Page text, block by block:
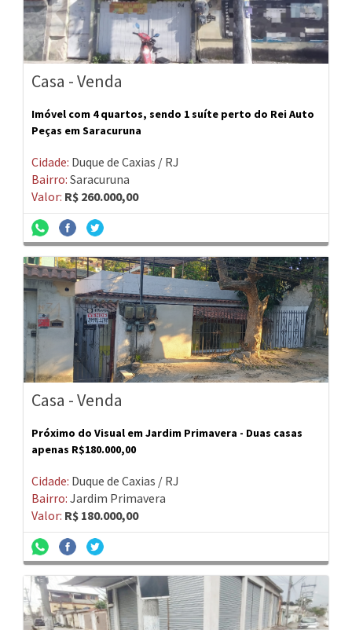
Casa - Venda
Imóvel com 4 quartos, sendo 1 suíte perto do Rei Auto
Peças em Saracuruna
Cidade: Duque de Caxias / RJ
Bairro: Saracuruna
Valor: R$ 260.000,00
Casa - Venda
Próximo do Visual em Jardim Primavera - Duas casas
apenas R$180.000,00
Cidade: Duque de Caxias / RJ
Bairro: Jardim Primavera
Valor: R$ 180.000,00